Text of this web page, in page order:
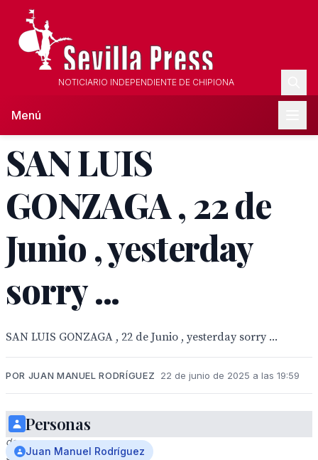
NOTICIARIO INDEPENDIENTE DE CHIPIONA
Menú
SAN LUIS
GONZAGA , 22 de
Junio , yesterday
sorry ...
SAN LUIS GONZAGA , 22 de Junio , yesterday sorry ...
POR JUAN MANUEL RODRÍGUEZ 22 de junio de 2025 a las 19:59
Estatua
de
San
Personas
Juan Manuel Rodríguez